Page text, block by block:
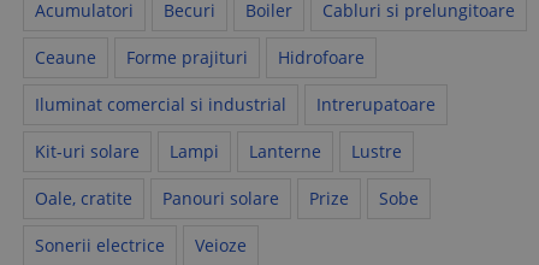
Acumulatori Becuri Boiler Cabluri si prelungitoare
Ceaune Forme prajituri Hidrofoare
Iluminat comercial si industrial Intrerupatoare
Kit-uri solare Lampi Lanterne Lustre
Oale, cratite Panouri solare Prize Sobe
Sonerii electrice Veioze